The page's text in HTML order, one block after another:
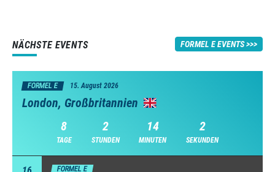
NÄCHSTE EVENTS FORMEL E EVENTS
FORMEL E 15. August 2026
London, Großbritannien
8
TAGE
2
STUNDEN
14
MINUTEN
1
SEKUNDEN
FORMEL E